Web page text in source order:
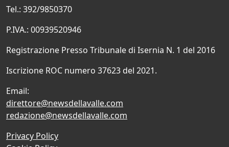
Tel.: 392/9850370
P.IVA.: 00939520946
Registrazione Presso Tribunale di Isernia N. 1 del 2016
Iscrizione ROC numero 37623 del 2021.
Email:
direttore@newsdellavalle.com
redazione@newsdellavalle.com
Privacy Policy